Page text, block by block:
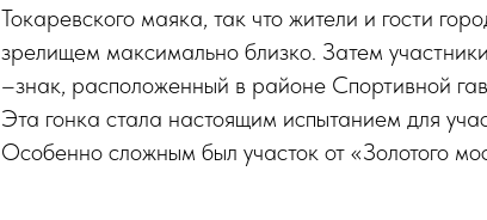
Токаревского маяка, так что жители и гости
зрелищем максимально близко. Затем
–знак, расположенный в районе Спортивной
Эта гонка стала настоящим испытанием для
Особенно сложным был участок от «Золотого